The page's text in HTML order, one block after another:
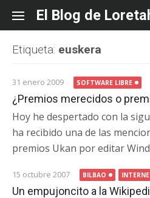
content
El Blog de
Etiqueta: euskera
31 enero 2009 SOFTWARE LIBRE
¿Premios merecidos o
Hoy he despertado con la
ha recibido una de las
premios Ukan por editar
15 octubre 2007 BILBAO
Un empujoncito a la